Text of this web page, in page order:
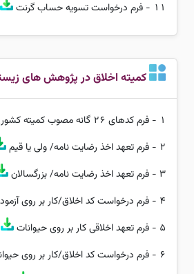
11 -
فرم درخواست تسویه حساب گرنت
کمیته اخلاق در پژوهش های
1 -
فرم کدهای 26 گانه مصوب کمیته کشوری اخلاق
2 -
فرم تعهد اخذ رضایت نامه/ ولی یا قیم
3 -
فرم تعهد اخذ رضایت نامه/ بزرگسالان
4 -
فرم درخواست کد اخلاق/کار بر روی
5 -
فرم تعهد اخلاقی کار بر روی حیوانات
6 -
فرم درخواست کد اخلاق/کار بر روی